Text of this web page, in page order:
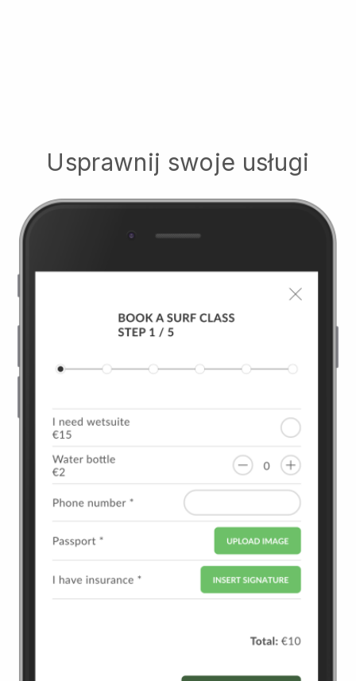
Usprawnij swoje usługi